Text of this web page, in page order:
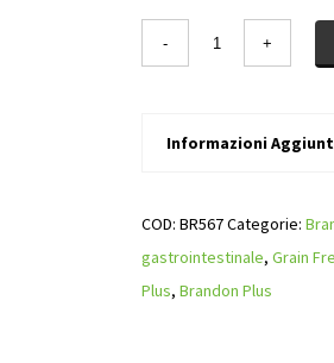
Quantity
Informazioni
COD: BR567Categorie:
gastrointestinale, Grain
Plus, Brandon Plus